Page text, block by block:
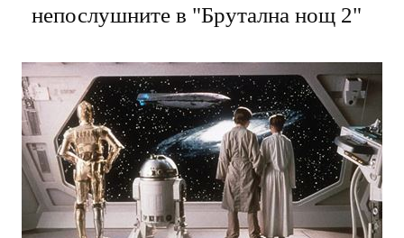
непослушните в "Брутална нощ 2"